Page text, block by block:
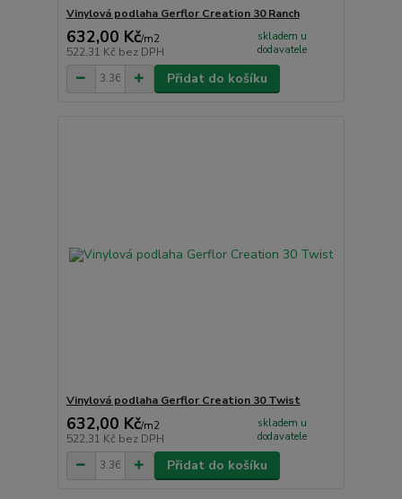
Vinylová podlaha Gerflor Creation 30 Ranch
632,00 Kč/m2
522,31 Kč bez DPH
skladem u
dodavatele
Přidat do košíku
Vinylová podlaha Gerflor Creation 30 Twist
632,00 Kč/m2
522,31 Kč bez DPH
skladem u
dodavatele
Přidat do košíku